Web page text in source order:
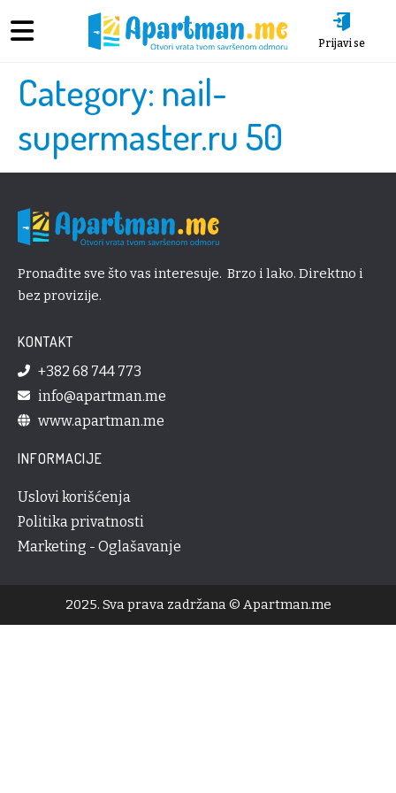
Prijavi se
Category: nail-
supermaster.ru 50
Pronađite sve što vas interesuje. Brzo i lako. Direktno i
bez provizije.
KONTAKT
+382 68 744 773
info@apartman.me
www.apartman.me
INFORMACIJE
Uslovi korišćenja
Politika privatnosti
Marketing - Oglašavanje
2025. Sva prava zadržana © Apartman.me